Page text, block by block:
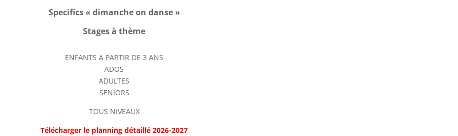
Specifics « dimanche on danse »
Stages à thème
ENFANTS A PARTIR DE 3 ANS
ADOS
ADULTES
SENIORS
TOUS NIVEAUX
Télécharger le planning détaillé 2026-2027